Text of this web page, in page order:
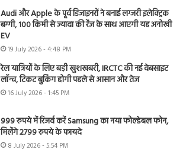
Audi और Apple के पूर्व डिजाइनरों ने बनाई लग्जरी इलेक्ट्रिक
बग्गी, 100 किमी से ज्यादा की रेंज के साथ आएगी यह अनोखी
EV
19 July 2026 - 4:48 PM
रेल यात्रियों के लिए बड़ी खुशखबरी, IRCTC की नई वेबसाइट
लॉन्च, टिकट बुकिंग होगी पहले से आसान और तेज
16 July 2026 - 1:45 PM
999 रुपये में रिजर्व करें Samsung का नया फोल्डेबल फोन,
मिलेंगे 2799 रुपये के फायदे
8 July 2026 - 5:54 PM